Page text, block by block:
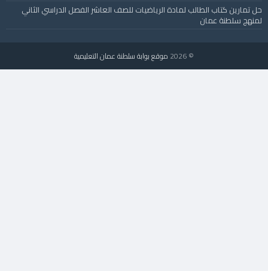
حل تمارين كتاب الطالب لمادة الرياضيات للصف العاشر الفصل الدراسي الثاني
لمنهج سلطنة عمان
© 2026 موقع بوابة سلطنة عمان التعليمية